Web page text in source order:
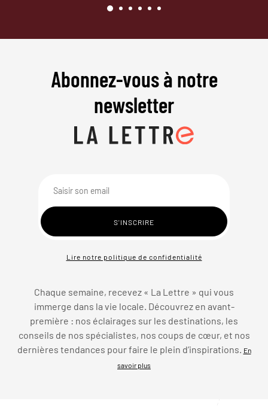
Abonnez-vous à notre
newsletter
Lire notre politique de confidentialité
Chaque semaine, recevez « La Lettre » qui vous
immerge dans la vie locale. Découvrez en avant-
première : nos éclairages sur les destinations, les
conseils de nos spécialistes, nos coups de cœur, et nos
dernières tendances pour faire le plein d’inspirations. En
savoir plus